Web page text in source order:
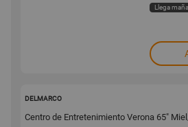
Llega
DELMARCO
Centro de Entretenimiento Verona 65"